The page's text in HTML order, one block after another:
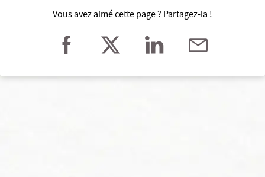
Vous avez aimé cette page ? Partagez-la !